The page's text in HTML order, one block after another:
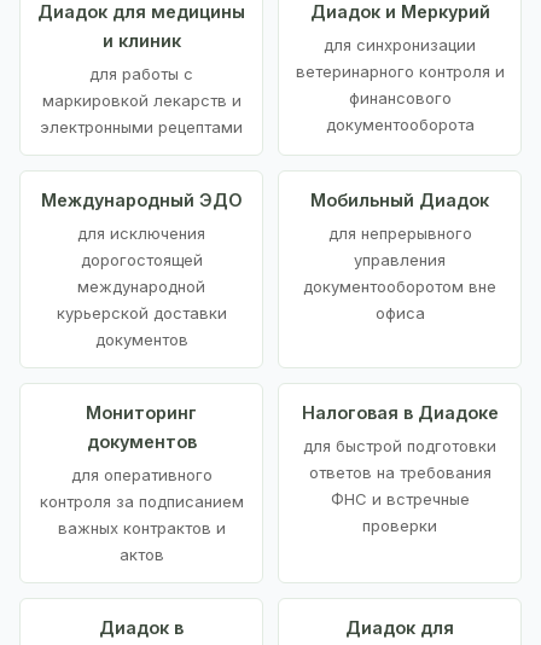
Диадок для медицины
и клиник
для работы с
маркировкой лекарств и
электронными рецептами
Диадок и Меркурий
для синхронизации
ветеринарного контроля и
финансового
документооборота
Международный ЭДО
для исключения
дорогостоящей
международной
курьерской доставки
документов
Мобильный Диадок
для непрерывного
управления
документооборотом вне
офиса
Мониторинг
документов
для оперативного
контроля за подписанием
важных контрактов и
актов
Налоговая в Диадоке
для быстрой подготовки
ответов на требования
ФНС и встречные
проверки
Диадок в
Диадок для